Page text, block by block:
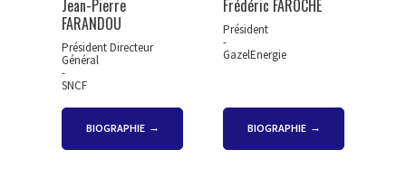
Jean-Pierre
FARANDOU
Président Directeur
Général
-
SNCF
BIOGRAPHIE
Frédéric FAROCHE
Président
-
GazelEnergie
BIOGRAPHIE